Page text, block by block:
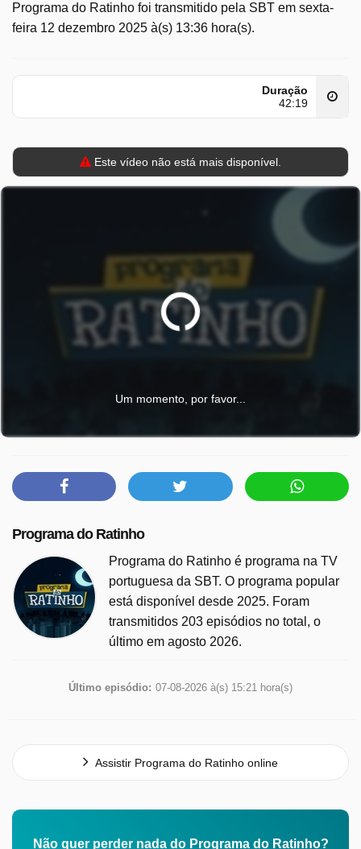
Programa do Ratinho foi transmitido pela SBT em sexta-
feira 12 dezembro 2025 à(s) 13:36 hora(s).
Duração
42:19
Este vídeo não está mais disponível.
Um momento, por favor...
Programa do Ratinho
Programa do Ratinho é programa na TV
portuguesa da SBT. O programa popular
está disponível desde 2025. Foram
transmitidos 203 episódios no total, o
último em agosto 2026.
Último episódio: 07-08-2026 à(s) 15:21 hora(s)
Assistir Programa do Ratinho online
Não quer perder nada do Programa do Ratinho?